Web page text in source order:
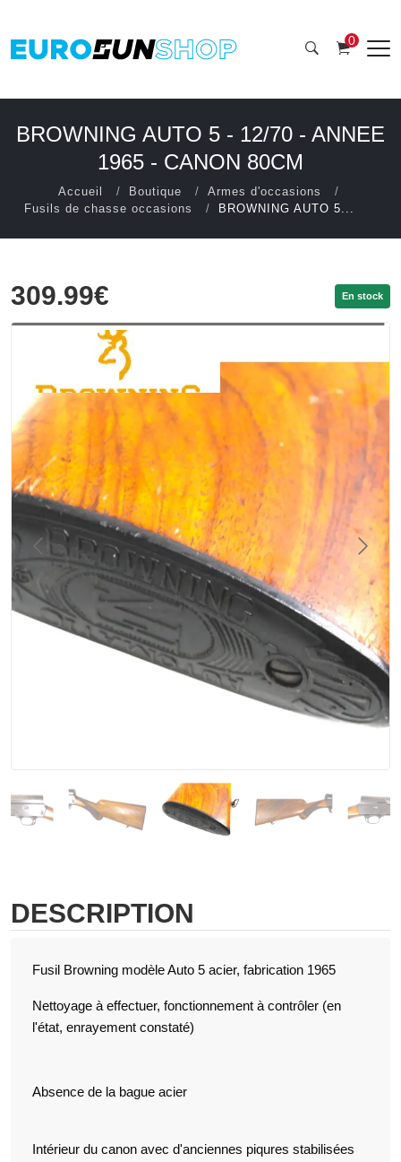
0
BROWNING AUTO 5 - 12/70 - ANNEE
1965 - CANON 80CM
Accueil Boutique
Armes d'occasions
Fusils de chasse occasions
BROWNING AUTO 5...
309.99€ En stock
DESCRIPTION
Fusil Browning modèle Auto 5 acier, fabrication 1965
Nettoyage à effectuer, fonctionnement à contrôler (en
l'état, enrayement constaté)
Absence de la bague acier
Intérieur du canon avec d'anciennes piqures stabilisées